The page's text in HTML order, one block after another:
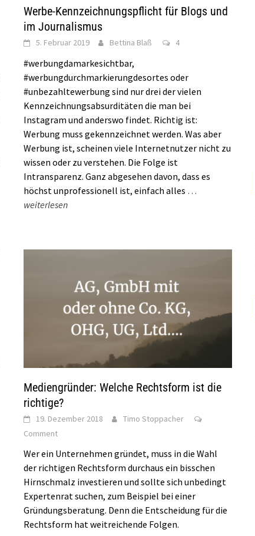
Werbe-Kennzeichnungspflicht für Blogs und
im Journalismus
5. Februar 2019 Bettina Blaß 4
#werbungdamarkesichtbar,
#werbungdurchmarkierungdesortes oder
#unbezahltewerbung sind nur drei der vielen
Kennzeichnungsabsurditäten die man bei
Instagram und anderswo findet. Richtig ist:
Werbung muss gekennzeichnet werden. Was aber
Werbung ist, scheinen viele Internetnutzer nicht zu
wissen oder zu verstehen. Die Folge ist
Intransparenz. Ganz abgesehen davon, dass es
höchst unprofessionell ist, einfach alles …
weiterlesen
Mediengründer: Welche Rechtsform ist die
richtige?
19. Dezember 2018
Timo Stoppacher
Comment
Wer ein Unternehmen gründet, muss in die Wahl
der richtigen Rechtsform durchaus ein bisschen
Hirnschmalz investieren und sollte sich unbedingt
Expertenrat suchen, zum Beispiel bei einer
Gründungsberatung. Denn die Entscheidung für die
Rechtsform hat weitreichende Folgen.